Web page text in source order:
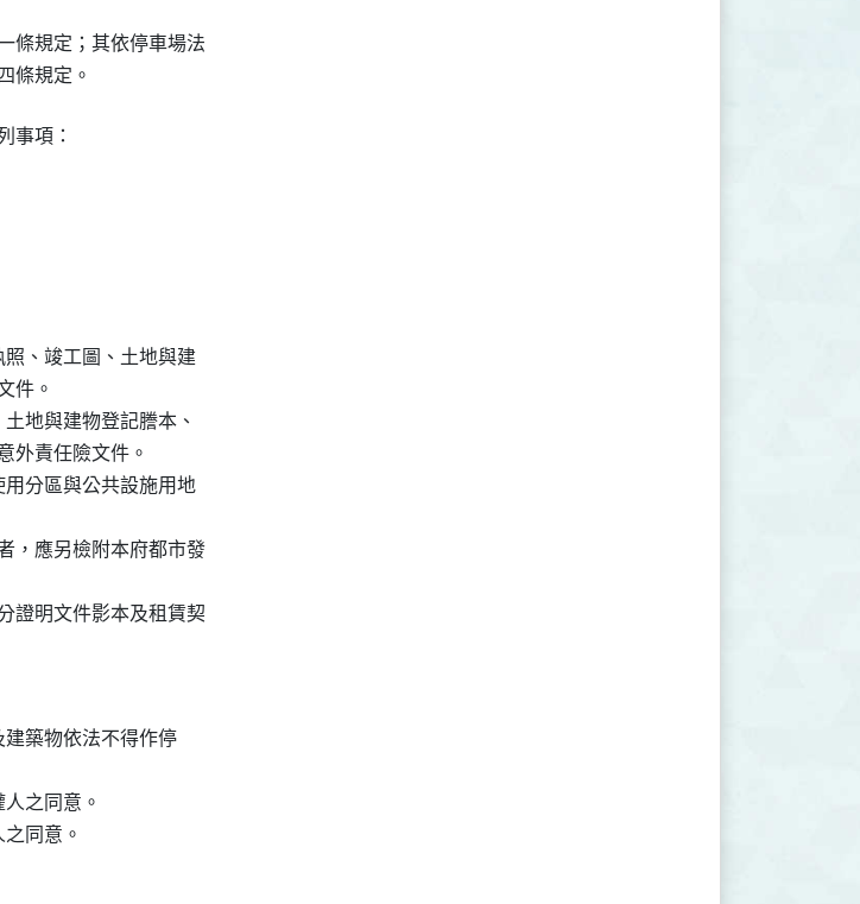
條規定；其依停車場法
條規定。
事項：
、竣工圖、土地與建
件。
地與建物登記謄本、
外責任險文件。
分區與公共設施用地
，應另檢附本府都市發
證明文件影本及租賃契
築物依法不得作停
之同意。
同意。